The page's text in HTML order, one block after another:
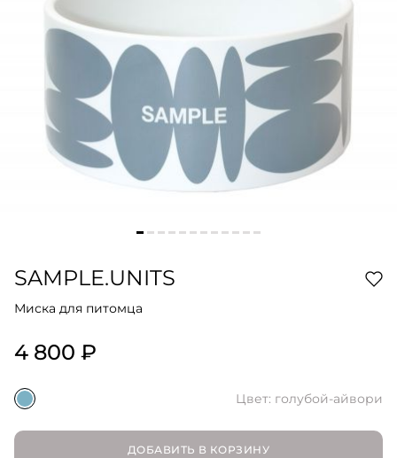
SAMPLE.UNITS
Миска для питомца
4 800 ₽
Цвет: голубой-айвори
ДОБАВИТЬ В КОРЗИНУ